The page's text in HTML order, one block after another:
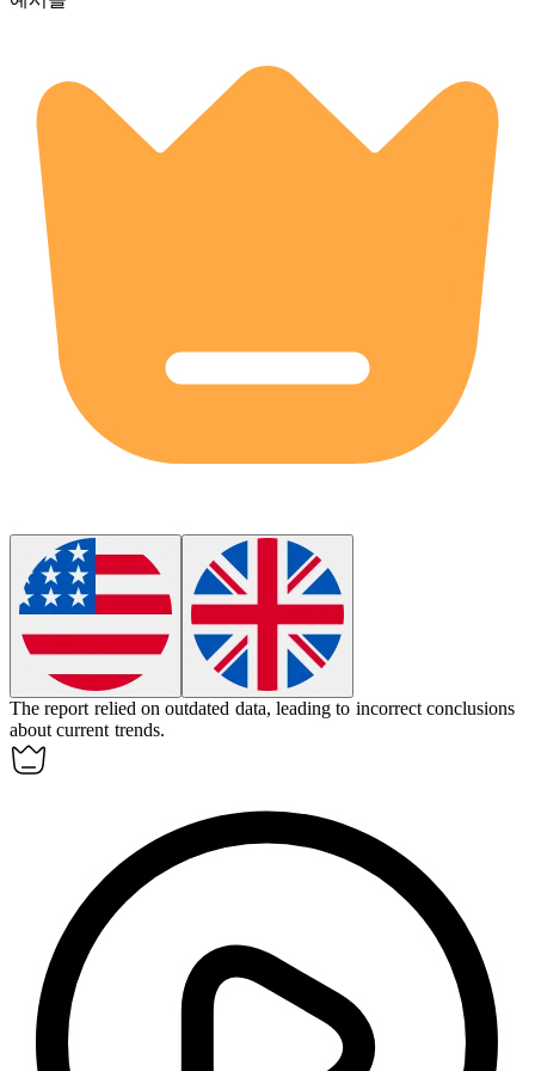
The report relied onoutdated data, leading to incorrect conclusions
about current trends.